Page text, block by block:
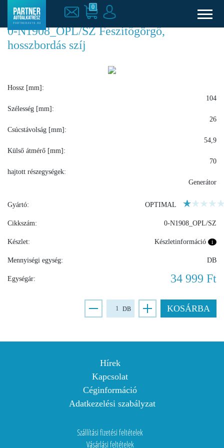
0
0-N1908_OPL/SZ Feszítőgörgő,
hosszbordás szíj
Hossz [mm]:
104
Szélesség [mm]:
26
Csúcstávolság [mm]:
54,9
Külső átmérő [mm]:
70
hajtott részegységek:
Generátor
Gyártó: OPTIMAL
Cikkszám: 0-N1908_OPL/SZ
Készlet: Készletinformáció i
Mennyiségi egység: DB
Egységár: 34 999 Ft
DB KOSÁRBA
Hírek
Kapcsolat
Céginformáció
Adatkezelési szabályzat
Szállítási fizetési feltételek
Vásárlási feltételek